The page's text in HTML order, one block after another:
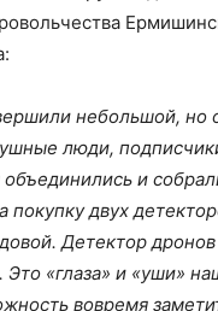
небольшой, но
люди,
объединились и
двух
Детектор дронов
Это «глаза» и «уши»
вовремя